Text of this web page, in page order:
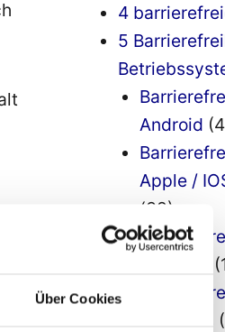
Über Cookies
4
5
Android
Apple /
(38)